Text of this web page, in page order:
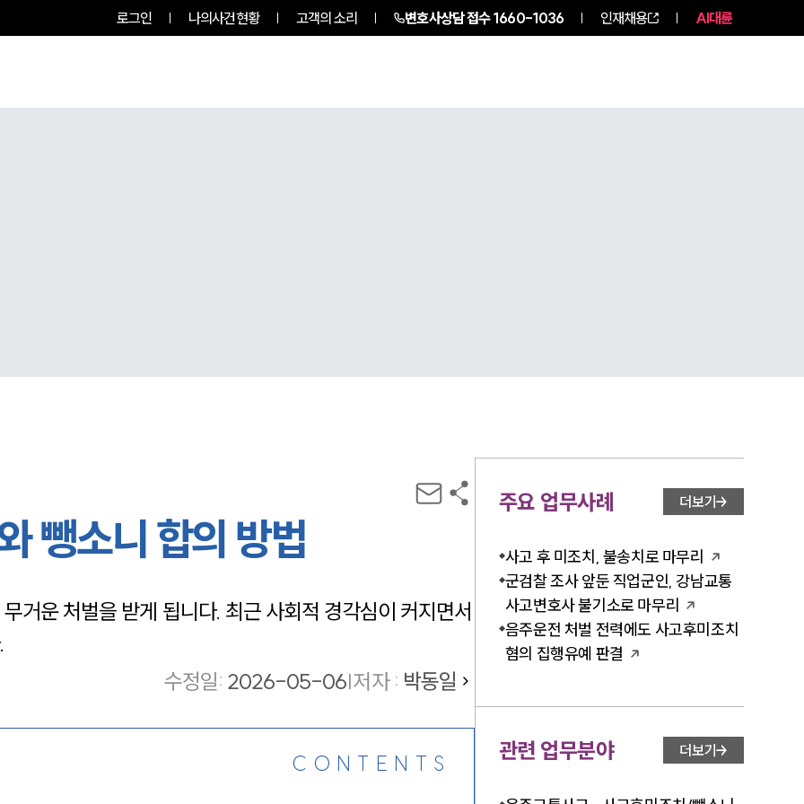
로그인 나의사건현황 고객의 소리 변호사상담 접수1660-1036 인재채용 AI대륜
뺑소니 합의 방법
거운 처벌을 받게 됩니다. 최근 사회적 경각심이 커지면서
수정일: 2026-05-06|저자 : 박동일
CONTENTS
주요 업무사례 더보기
사고 후 미조치, 불송치로 마무리
군검찰 조사 앞둔 직업군인, 강남교통
사고변호사 불기소로 마무리
음주운전 처벌 전력에도 사고후미조치
혐의 집행유예 판결
관련 업무분야 더보기